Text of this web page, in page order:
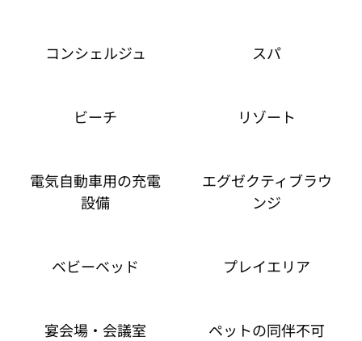
コンシェルジュ スパ
ビーチ リゾート
電気自動車用の充電
設備
エグゼクティブラウ
ンジ
ベビーベッド プレイエリア
宴会場・会議室 ペットの同伴不可